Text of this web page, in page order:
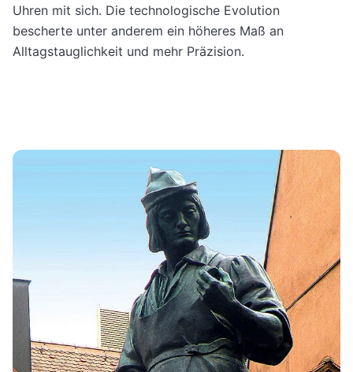
Uhren mit sich. Die technologische Evolution
bescherte unter anderem ein höheres Maß an
Alltagstauglichkeit und mehr Präzision.